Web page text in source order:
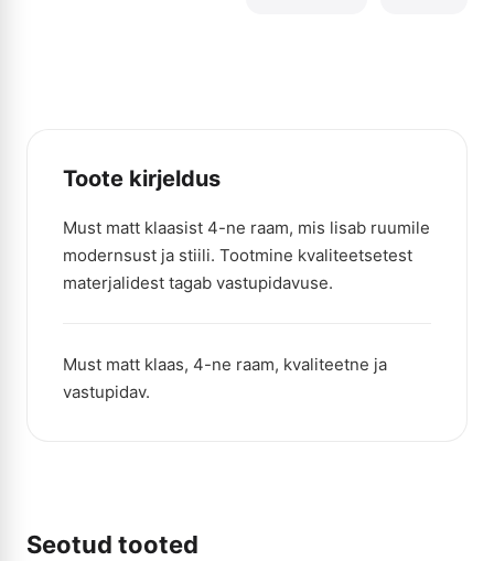
Toote kirjeldus
Must matt klaasist 4-ne raam, mis lisab ruumile
modernsust ja stiili. Tootmine kvaliteetsetest
materjalidest tagab vastupidavuse.
Must matt klaas, 4-ne raam, kvaliteetne ja
vastupidav.
Seotud tooted